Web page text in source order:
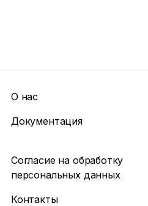
О нас
Документация
Согласие на обработку
персональных данных
Контакты